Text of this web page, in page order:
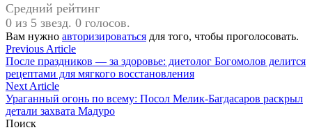
Средний рейтинг
0 из 5 звезд. 0 голосов.
Вам нужно авторизироваться для того, чтобы проголосовать.
Навигация
по
записям
Previous ArticlePrevious
article:
После праздников — за здоровье: диетолог Богомолов делится
рецептами для мягкого восстановления
Next ArticleNext
article:
Ураганный огонь по всему: Посол Мелик-Багдасаров раскрыл
детали захвата Мадуро
Поиск